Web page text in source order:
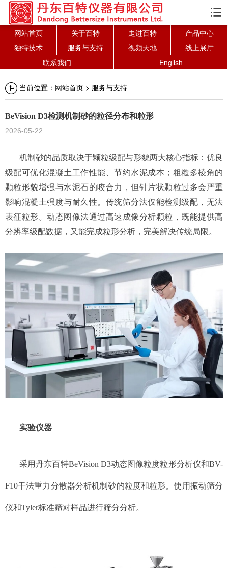

网站首页 关于百特 走进百特
产品中心
独特技术
服务与支持 视频天地
线上展厅
联系我们
English
当前位置： 网站首页 > 服务与支持
BeVision D3检测机制砂的粒径分布和粒形
2026-05-22
机制砂的品质取决于颗粒级配与形貌两大核心指标：优良
级配可优化混凝土工作性能、节约水泥成本；粗糙多棱角的
颗粒形貌增强与水泥石的咬合力，但针片状颗粒过多会严重
影响混凝土强度与耐久性。传统筛分法仅能检测级配，无法
表征粒形。动态图像法通过高速成像分析颗粒，既能提供高
分辨率级配数据，又能完成粒形分析，完美解决传统局限。
实验仪器
采用丹东百特BeVision D3动态图像粒度粒形分析仪和BV-
F10干法重力分散器分析机制砂的粒度和粒形。使用振动筛分
仪和Tyler标准筛对样品进行筛分分析。